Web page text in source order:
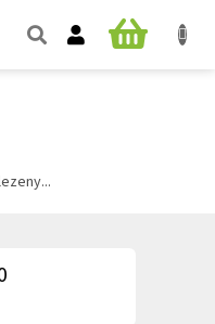
NÁKUPNÍ